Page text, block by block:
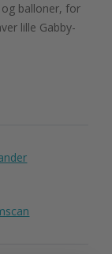
balloner, for
lille Gabby-